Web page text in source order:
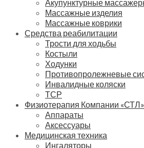
Акупунктурные
Массажные изделия
Массажные коврики
Средства реабилитации
Трости для ходьбы
Костыли
Ходунки
Противопролежневые
Инвалидные коляски
ТСР
Физиотерапия Компании «СТЛ»
Аппараты
Аксессуары
Медицинская техника
Ингаляторы